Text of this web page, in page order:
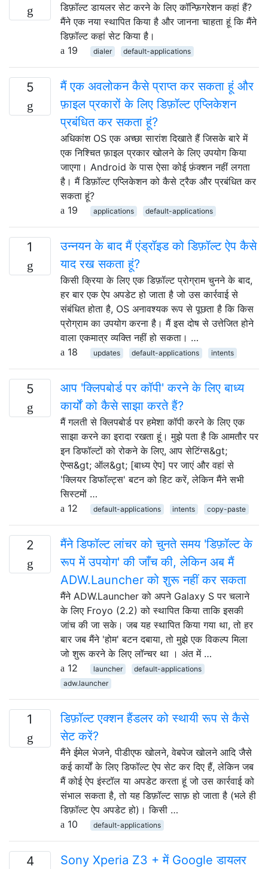
डिफ़ॉल्ट डायलर सेट करने के लिए कॉन्फ़िगरेशन कहां हैं?
मैंने एक नया स्थापित किया है और जानना चाहता हूं कि मैंने
डिफ़ॉल्ट कहां सेट किया है।
19
dialer default-applications
5
मैं एक अवलोकन कैसे प्राप्त कर सकता हूं और
फ़ाइल प्रकारों के लिए डिफ़ॉल्ट एप्लिकेशन
प्रबंधित कर सकता हूं?
अधिकांश OS एक अच्छा सारांश दिखाते हैं जिसके बारे में
एक निश्चित फ़ाइल प्रकार खोलने के लिए उपयोग किया
जाएगा। Android के पास ऐसा कोई फ़ंक्शन नहीं लगता
है। मैं डिफ़ॉल्ट एप्लिकेशन को कैसे ट्रैक और प्रबंधित कर
सकता हूं?
19
applications default-applications
1
उन्नयन के बाद मैं एंड्रॉइड को डिफ़ॉल्ट ऐप कैसे
याद रख सकता हूं?
किसी क्रिया के लिए एक डिफ़ॉल्ट प्रोग्राम चुनने के बाद,
हर बार एक ऐप अपडेट हो जाता है जो उस कार्रवाई से
संबंधित होता है, OS अनावश्यक रूप से पूछता है कि किस
प्रोग्राम का उपयोग करना है। मैं इस दोष से उत्तेजित होने
वाला एकमात्र व्यक्ति नहीं हो सकता। …
18
updates default-applications intents
5
आप 'क्लिपबोर्ड पर कॉपी' करने के लिए बाध्य
कार्यों को कैसे साझा करते हैं?
मैं गलती से क्लिपबोर्ड पर हमेशा कॉपी करने के लिए एक
साझा करने का इरादा रखता हूं। मुझे पता है कि आमतौर पर
इन डिफॉल्टों को रोकने के लिए, आप सेटिंग्स&gt;
ऐप्स&gt; ऑल&gt; [बाध्य ऐप] पर जाएं और वहां से
'क्लियर डिफॉल्ट्स' बटन को हिट करें, लेकिन मैंने सभी
सिस्टमों …
12
default-applications intents copy-paste
2
मैंने डिफॉल्ट लांचर को चुनते समय 'डिफ़ॉल्ट के
रूप में उपयोग' की जाँच की, लेकिन अब मैं
ADW.Launcher को शुरू नहीं कर सकता
मैंने ADW.Launcher को अपने Galaxy S पर चलाने
के लिए Froyo (2.2) को स्थापित किया ताकि इसकी
जांच की जा सके। जब यह स्थापित किया गया था, तो हर
बार जब मैंने 'होम' बटन दबाया, तो मुझे एक विकल्प मिला
जो शुरू करने के लिए लॉन्चर था । अंत में …
12
launcher
default-applications
adw.launcher
1
डिफ़ॉल्ट एक्शन हैंडलर को स्थायी रूप से कैसे
सेट करें?
मैंने ईमेल भेजने, पीडीएफ खोलने, वेबपेज खोलने आदि जैसे
कई कार्यों के लिए डिफॉल्ट ऐप सेट कर दिए हैं, लेकिन जब
मैं कोई ऐप इंस्टॉल या अपडेट करता हूं जो उस कार्रवाई को
संभाल सकता है, तो यह डिफ़ॉल्ट साफ़ हो जाता है (भले ही
डिफ़ॉल्ट ऐप अपडेट हो)। किसी …
10
default-applications
4
Sony Xperia Z3 + में Google डायलर